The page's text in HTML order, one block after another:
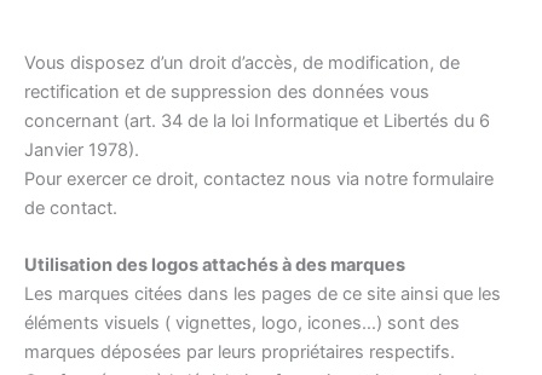
Vous disposez d’un droit d’accès, de modification, de
rectification et de suppression des données vous
concernant (art. 34 de la loi Informatique et Libertés du 6
Janvier 1978).
Pour exercer ce droit, contactez nous via notre formulaire
de contact.
Utilisation des logos attachés à des marques
Les marques citées dans les pages de ce site ainsi que les
éléments visuels ( vignettes, logo, icones…) sont des
marques déposées par leurs propriétaires respectifs.